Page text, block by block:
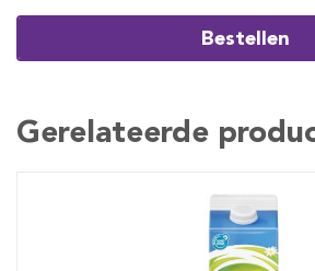
Bestellen
Gerelateerde